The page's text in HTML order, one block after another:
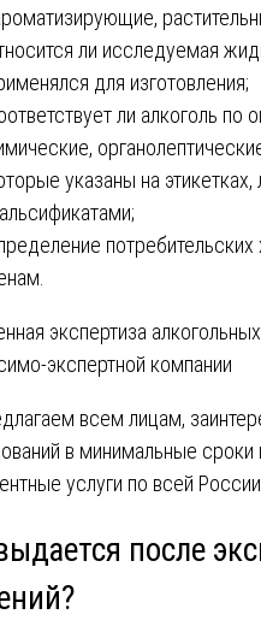
ли исследуемая
для изготовления;
ли алкоголь
указаны на
экспертиза
экспертной компании
всем лицам,
в минимальные
услуги по всей России.
после